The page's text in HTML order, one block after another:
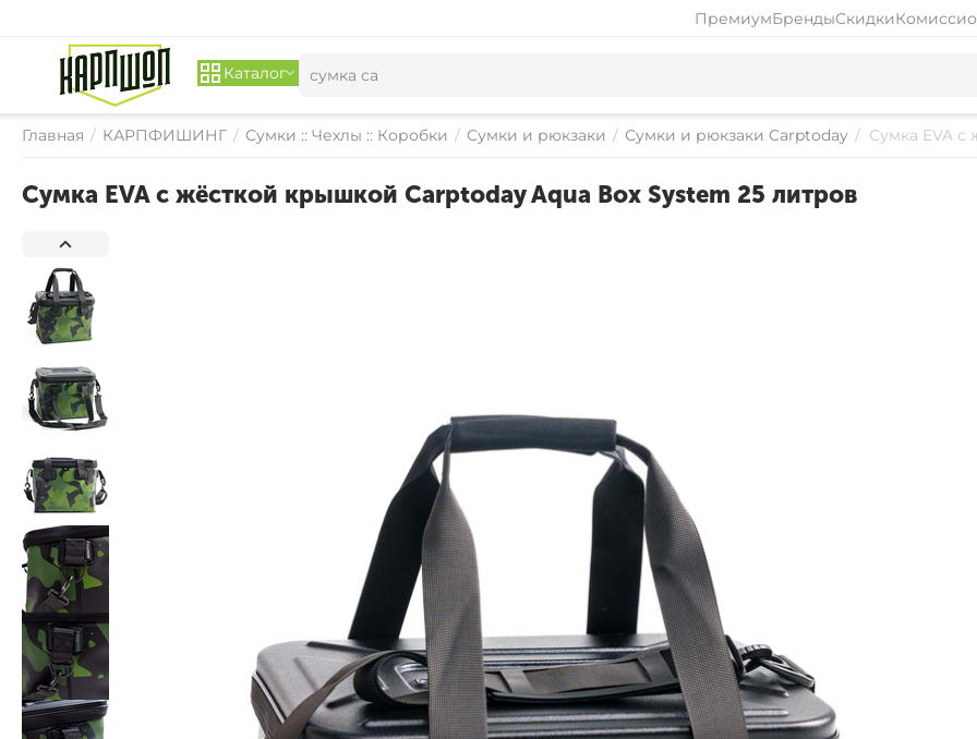
ПремиумБрендыСкидки
Каталог
Главная / КАРПФИШИНГ / Сумки :: Чехлы :: Коробки / Сумки и рюкзаки / Сумки и рюкзаки Carptoday / Сумка EVA с
Сумка EVA с жёсткой крышкой Carptoday Aqua Box System 25 литров